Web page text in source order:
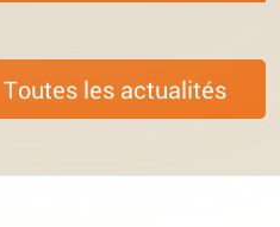
Toutes les actualités